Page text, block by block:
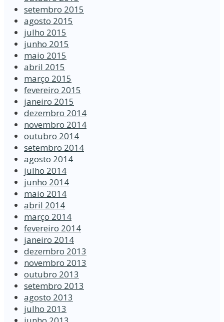
setembro 2015
agosto 2015
julho 2015
junho 2015
maio 2015
abril 2015
março 2015
fevereiro 2015
janeiro 2015
dezembro 2014
novembro 2014
outubro 2014
setembro 2014
agosto 2014
julho 2014
junho 2014
maio 2014
abril 2014
março 2014
fevereiro 2014
janeiro 2014
dezembro 2013
novembro 2013
outubro 2013
setembro 2013
agosto 2013
julho 2013